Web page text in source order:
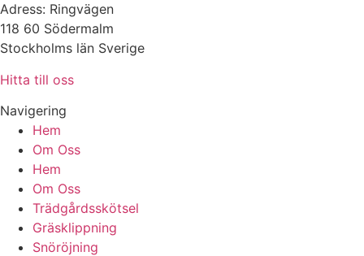
Adress: Ringvägen
118 60 Södermalm
Stockholms län Sverige
Hitta till oss
Navigering
Hem
Om Oss
Hem
Om Oss
Trädgårdsskötsel
Gräsklippning
Snöröjning